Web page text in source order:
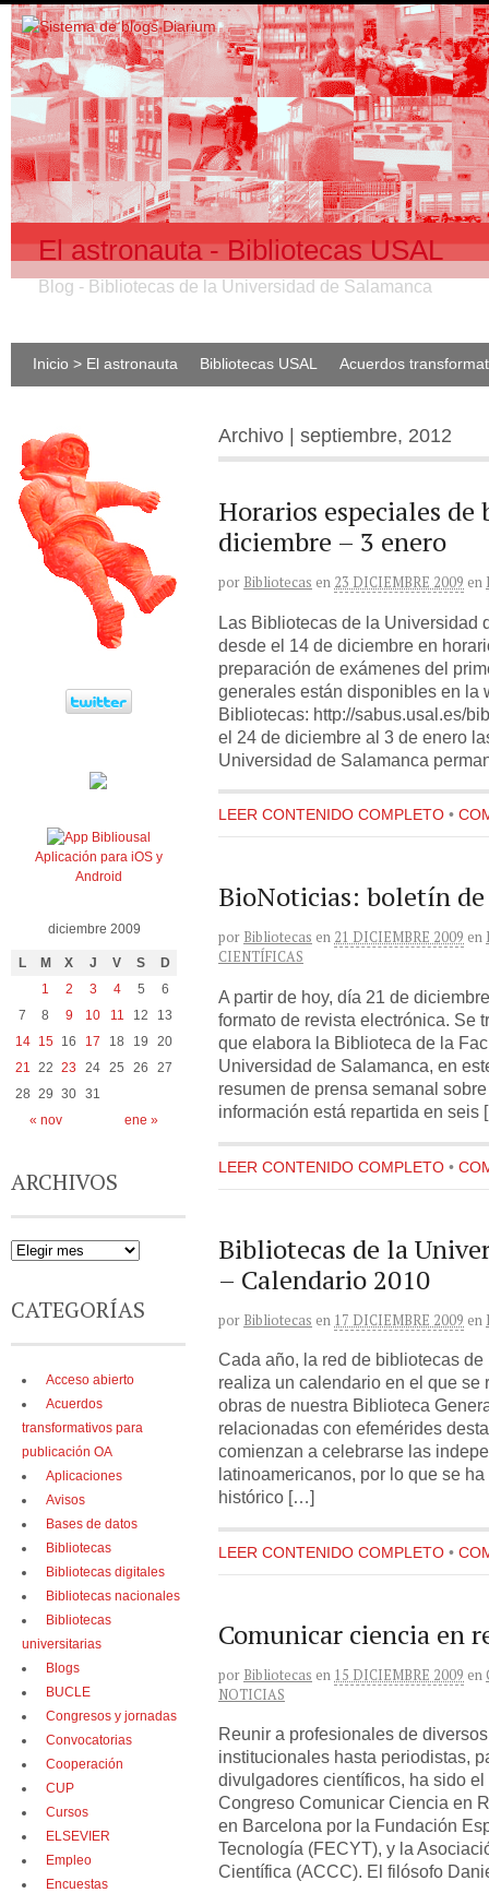
El astronauta - Bibliotecas USAL
Blog - Bibliotecas de la Universidad de Salamanca
Inicio > El astronauta Bibliotecas USAL Acuerdos
Archivo | septiembre, 2012
Horarios especiales de
diciembre – 3 enero
por Bibliotecas en 23 DICIEMBRE 2009 en
Las Bibliotecas de la Universidad
desde el 14 de diciembre en
preparación de exámenes del
generales están disponibles en la
Bibliotecas: http://sabus.usal.es/
el 24 de diciembre al 3 de enero
Universidad de Salamanca
LEER CONTENIDO COMPLETO •
BioNoticias: boletín
por Bibliotecas en 21 DICIEMBRE 2009 en
CIENTÍFICAS
A partir de hoy, día 21 de
formato de revista electrónica. Se
que elabora la Biblioteca de la
Universidad de Salamanca, en
resumen de prensa semanal
información está repartida en seis
LEER CONTENIDO COMPLETO •
Bibliotecas de la
– Calendario 2010
por Bibliotecas en 17 DICIEMBRE 2009 en
Cada año, la red de bibliotecas
realiza un calendario en el que se
obras de nuestra Biblioteca
relacionadas con efemérides
comienzan a celebrarse las
latinoamericanos, por lo que se
histórico […]
LEER CONTENIDO COMPLETO •
Comunicar ciencia en
por Bibliotecas en 15 DICIEMBRE 2009 en
NOTICIAS
Reunir a profesionales de
institucionales hasta periodistas,
divulgadores científicos, ha sido
Congreso Comunicar Ciencia en
en Barcelona por la Fundación
Tecnología (FECYT), y la
Científica (ACCC). El filósofo
Aplicación para iOS y
Android
diciembre 2009
L M X J V S D
« nov ene »
1 2 3 4 5
6
7
8 9 10 11 12
13
14
15 16 17 18 19
20
21 22 23 24 25 26
27
28 29 30 31
ARCHIVOS
CATEGORÍAS
Acceso abierto
Acuerdos
transformativos para
publicación OA
Aplicaciones
Avisos
Bases de datos
Bibliotecas
Bibliotecas digitales
Bibliotecas nacionales
Bibliotecas
universitarias
Blogs
BUCLE
Congresos y jornadas
Convocatorias
Cooperación
CUP
Cursos
ELSEVIER
Empleo
Encuestas